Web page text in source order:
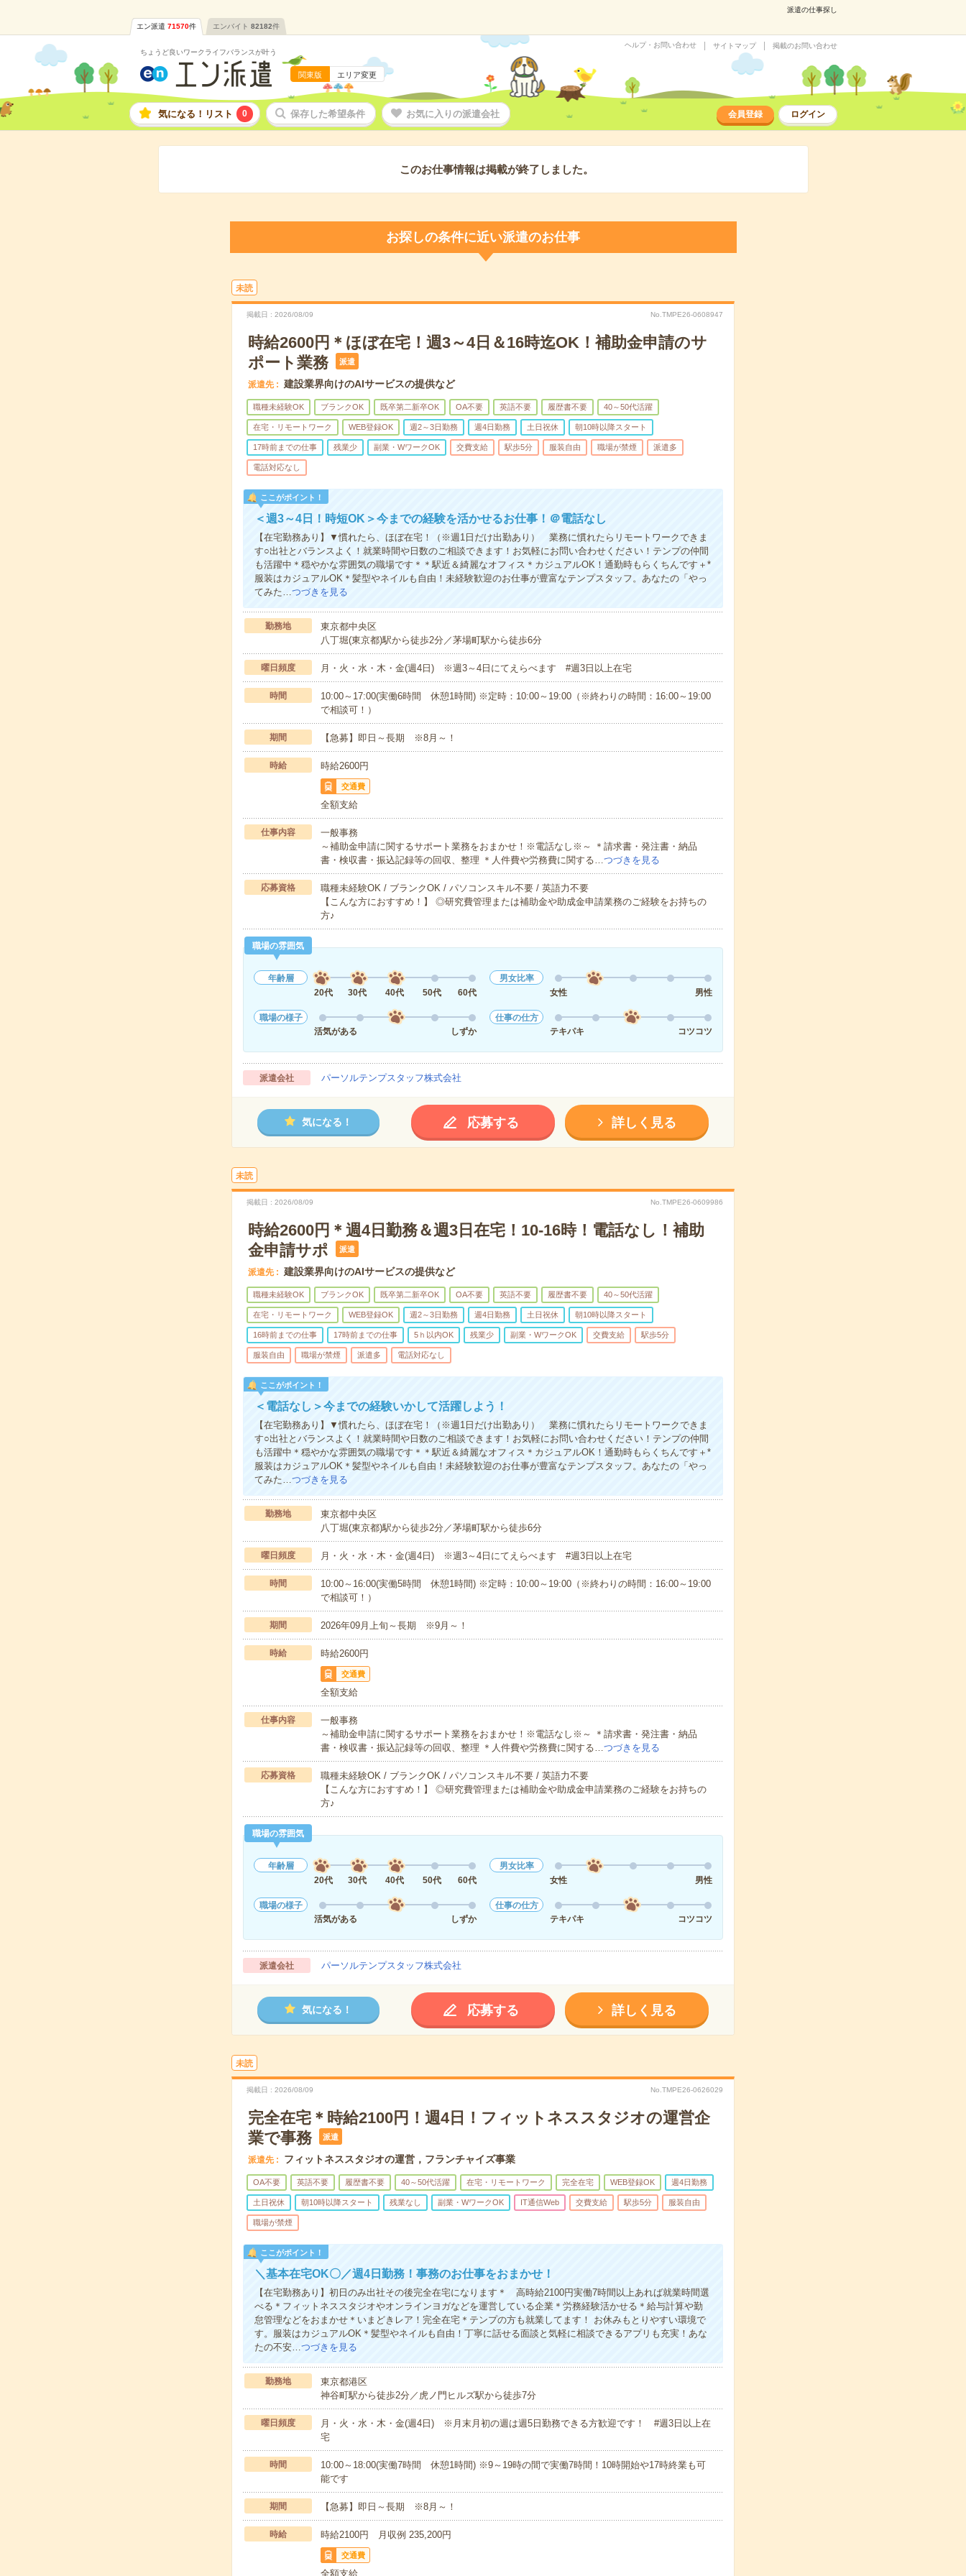
派遣の仕事探し
エン派遣 71570件 エンバイト 82182件
ちょうど良いワークライフバランスが叶う
関東版 エリア変更
ヘルプ・お問い合わせ サイトマップ 掲載のお問い合わせ
気になる！リスト 0 保存した希望条件 お気に入りの派遣会社 会員登録 ログイン
このお仕事情報は掲載が終了しました。
お探しの条件に近い派遣のお仕事
未読
掲載日 2026/08/09 No.TMPE26-0608947
時給2600円＊ほぼ在宅！週3～4日＆16時迄OK！補助金申請のサ
ポート業務
派遣
派遣先 建設業界向けのAIサービスの提供など
職種未経験OK ブランクOK 既卒第二新卒OK OA不要 英語不要 履歴書不要 40～50代活躍
在宅・リモートワーク WEB登録OK 週2～3日勤務 週4日勤務 土日祝休 朝10時以降スタート
17時前までの仕事 残業少 副業・WワークOK 交費支給 駅歩5分 服装自由 職場が禁煙 派遣多
電話対応なし
ここがポイント！
＜週3～4日！時短OK＞今までの経験を活かせるお仕事！＠電話なし
【在宅勤務あり】▼慣れたら、ほぼ在宅！（※週1日だけ出勤あり） 業務に慣れたらリモートワークできま
す○出社とバランスよく！就業時間や日数のご相談できます！お気軽にお問い合わせください！テンプの仲間
も活躍中＊穏やかな雰囲気の職場です＊＊駅近＆綺麗なオフィス＊カジュアルOK！通勤時もらくちんです＋*
服装はカジュアルOK＊髪型やネイルも自由！未経験歓迎のお仕事が豊富なテンプスタッフ。あなたの「やっ
てみた…つづきを見る
勤務地
東京都中央区
八丁堀(東京都)駅から徒歩2分／茅場町駅から徒歩6分
曜日頻度 月・火・水・木・金(週4日) ※週3～4日にてえらべます #週3日以上在宅
時間
10:00～17:00(実働6時間 休憩1時間) ※定時：10:00～19:00（※終わりの時間：16:00～19:00
で相談可！）
期間 【急募】即日～長期 ※8月～！
時給 時給2600円
交通費
全額支給
仕事内容
一般事務
～補助金申請に関するサポート業務をおまかせ！※電話なし※～ ＊請求書・発注書・納品
書・検収書・振込記録等の回収、整理 ＊人件費や労務費に関する…つづきを見る
応募資格
職種未経験OK / ブランクOK / パソコンスキル不要 / 英語力不要
【こんな方におすすめ！】 ◎研究費管理または補助金や助成金申請業務のご経験をお持ちの
方♪
職場の雰囲気
年齢層
20代
30代 40代 50代 60代
男女比率
女性
男性
職場の様子
活気がある
しずか
仕事の仕方
テキパキ
コツコツ
派遣会社 パーソルテンプスタッフ株式会社
気になる！ 応募する 詳しく見る
未読
掲載日 2026/08/09 No.TMPE26-0609986
時給2600円＊週4日勤務＆週3日在宅！10-16時！電話なし！補助
金申請サポ
派遣
派遣先 建設業界向けのAIサービスの提供など
職種未経験OK ブランクOK 既卒第二新卒OK OA不要 英語不要 履歴書不要 40～50代活躍
在宅・リモートワーク WEB登録OK 週2～3日勤務 週4日勤務 土日祝休 朝10時以降スタート
16時前までの仕事 17時前までの仕事 5ｈ以内OK 残業少 副業・WワークOK 交費支給 駅歩5分
服装自由 職場が禁煙 派遣多 電話対応なし
ここがポイント！
＜電話なし＞今までの経験いかして活躍しよう！
【在宅勤務あり】▼慣れたら、ほぼ在宅！（※週1日だけ出勤あり） 業務に慣れたらリモートワークできま
す○出社とバランスよく！就業時間や日数のご相談できます！お気軽にお問い合わせください！テンプの仲間
も活躍中＊穏やかな雰囲気の職場です＊＊駅近＆綺麗なオフィス＊カジュアルOK！通勤時もらくちんです＋*
服装はカジュアルOK＊髪型やネイルも自由！未経験歓迎のお仕事が豊富なテンプスタッフ。あなたの「やっ
てみた…つづきを見る
勤務地
東京都中央区
八丁堀(東京都)駅から徒歩2分／茅場町駅から徒歩6分
曜日頻度 月・火・水・木・金(週4日) ※週3～4日にてえらべます #週3日以上在宅
時間
10:00～16:00(実働5時間 休憩1時間) ※定時：10:00～19:00（※終わりの時間：16:00～19:00
で相談可！）
期間 2026年09月上旬～長期 ※9月～！
時給 時給2600円
交通費
全額支給
仕事内容
一般事務
～補助金申請に関するサポート業務をおまかせ！※電話なし※～ ＊請求書・発注書・納品
書・検収書・振込記録等の回収、整理 ＊人件費や労務費に関する…つづきを見る
応募資格
職種未経験OK / ブランクOK / パソコンスキル不要 / 英語力不要
【こんな方におすすめ！】 ◎研究費管理または補助金や助成金申請業務のご経験をお持ちの
方♪
職場の雰囲気
年齢層
20代
30代 40代 50代 60代
男女比率
女性
男性
職場の様子
活気がある
しずか
仕事の仕方
テキパキ
コツコツ
派遣会社 パーソルテンプスタッフ株式会社
気になる！ 応募する 詳しく見る
未読
掲載日 2026/08/09 No.TMPE26-0626029
完全在宅＊時給2100円！週4日！フィットネススタジオの運営企
業で事務
派遣
派遣先 フィットネススタジオの運営，フランチャイズ事業
OA不要 英語不要 履歴書不要 40～50代活躍 在宅・リモートワーク 完全在宅 WEB登録OK 週4日勤務
土日祝休 朝10時以降スタート 残業なし 副業・WワークOK IT通信Web 交費支給 駅歩5分 服装自由
職場が禁煙
ここがポイント！
＼基本在宅OK〇／週4日勤務！事務のお仕事をおまかせ！
【在宅勤務あり】初日のみ出社その後完全在宅になります＊ 高時給2100円実働7時間以上あれば就業時間選
べる＊フィットネススタジオやオンラインヨガなどを運営している企業＊労務経験活かせる＊給与計算や勤
怠管理などをおまかせ＊いまどきレア！完全在宅＊テンプの方も就業してます！ お休みもとりやすい環境で
す。服装はカジュアルOK＊髪型やネイルも自由！丁寧に話せる面談と気軽に相談できるアプリも充実！あな
たの不安…つづきを見る
勤務地
東京都港区
神谷町駅から徒歩2分／虎ノ門ヒルズ駅から徒歩7分
曜日頻度
月・火・水・木・金(週4日) ※月末月初の週は週5日勤務できる方歓迎です！ #週3日以上在
宅
時間
10:00～18:00(実働7時間 休憩1時間) ※9～19時の間で実働7時間！10時開始や17時終業も可
能です
期間 【急募】即日～長期 ※8月～！
時給 時給2100円 月収例 235,200円
交通費
全額支給